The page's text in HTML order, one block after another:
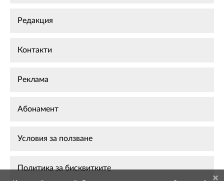
Редакция
Контакти
Реклама
Абонамент
Условия за ползване
Политика за бисквитките